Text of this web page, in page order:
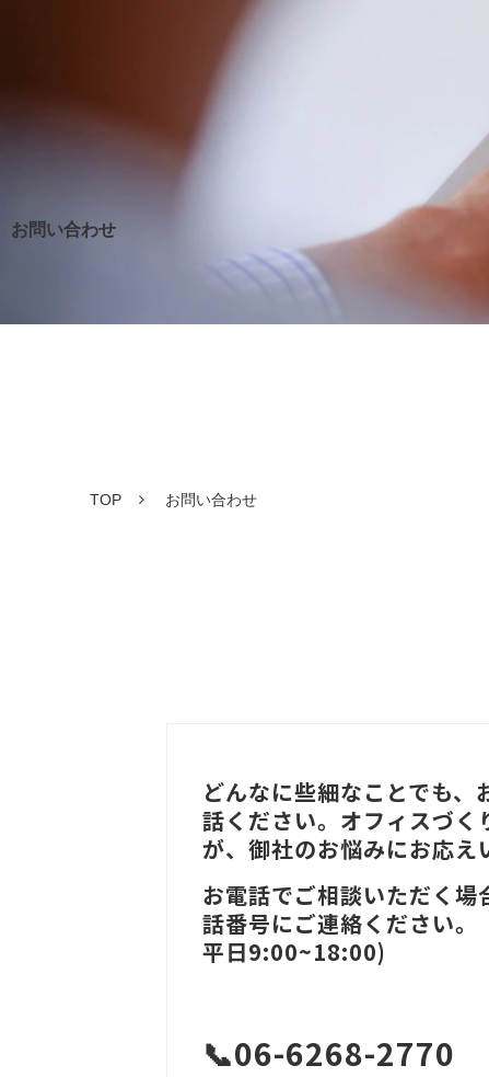
お問い合わせ
TOP お問い合わせ
どんなに些細なことでも、
話ください。オフィスづく
が、御社のお悩みにお応え
お電話でご相談いただく場
話番号にご連絡ください。
平日9:00~18:00)
📞06-6268-2770